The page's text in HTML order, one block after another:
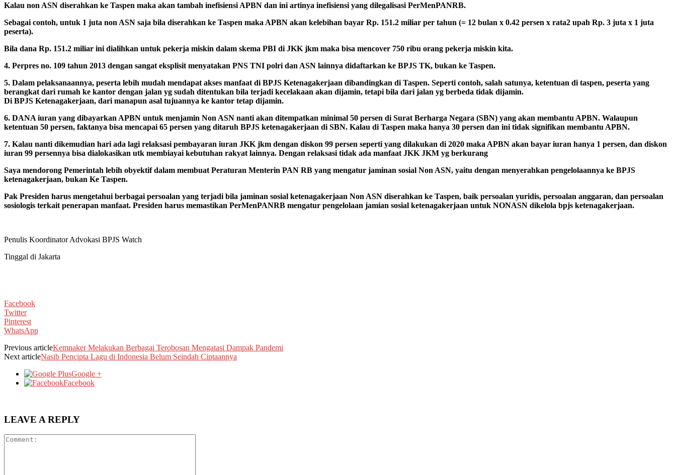
Kalau non ASN diserahkan ke Taspen maka akan tambah inefisiensi APBN dan ini artinya inefisiensi yang dilegalisasi PerMenPANRB.
Sebagai contoh, untuk 1 juta non ASN saja bila diserahkan ke Taspen maka APBN akan kelebihan bayar Rp. 151.2 miliar per tahun (= 12 bulan x 0.42 persen x rata2 upah Rp. 3 juta x 1 juta
peserta).
Bila dana Rp. 151.2 miliar ini dialihkan untuk pekerja miskin dalam skema PBI di JKK jkm maka bisa mencover 750 ribu orang pekerja miskin kita.
4. Perpres no. 109 tahun 2013 dengan sangat eksplisit menyatakan PNS TNI polri dan ASN lainnya didaftarkan ke BPJS TK, bukan ke Taspen.
5. Dalam pelaksanaannya, peserta lebih mudah mendapat akses manfaat di BPJS Ketenagakerjaan dibandingkan di Taspen. Seperti contoh, salah satunya, ketentuan di taspen, peserta yang
berangkat dari rumah ke kantor dengan jalan yg sudah ditentukan bila terjadi kecelakaan akan dijamin, tetapi bila dari jalan yg berbeda tidak dijamin.
Di BPJS Ketenagakerjaan, dari manapun asal tujuannya ke kantor tetap dijamin.
6. DANA iuran yang dibayarkan APBN untuk menjamin Non ASN nanti akan ditempatkan minimal 50 persen di Surat Berharga Negara (SBN) yang akan membantu APBN. Walaupun
ketentuan 50 persen, faktanya bisa mencapai 65 persen yang ditaruh BPJS ketenagakerjaan di SBN. Kalau di Taspen maka hanya 30 persen dan ini tidak signifikan membantu APBN.
7. Kalau nanti dikemudian hari ada lagi relaksasi pembayaran iuran JKK jkm dengan diskon 99 persen seperti yang dilakukan di 2020 maka APBN akan bayar iuran hanya 1 persen, dan diskon
iuran 99 persennya bisa dialokasikan utk membiayai kebutuhan rakyat lainnya. Dengan relaksasi tidak ada manfaat JKK JKM yg berkurang
Saya mendorong Pemerintah lebih obyektif dalam membuat Peraturan Menterin PAN RB yang mengatur jaminan sosial Non ASN, yaitu dengan menyerahkan pengelolaannya ke BPJS
ketenagakerjaan, bukan Ke Taspen.
Pak Presiden harus mengetahui berbagai persoalan yang terjadi bila jaminan sosial ketenagakerjaan Non ASN diserahkan ke Taspen, baik persoalan yuridis, persoalan anggaran, dan persoalan
sosiologis terkait penerapan manfaat. Presiden harus memastikan PerMenPANRB mengatur pengelolaan jamian sosial ketenagakerjaan untuk NONASN dikelola bpjs ketenagakerjaan.
Penulis Koordinator Advokasi BPJS Watch
Tinggal di Jakarta
Facebook
Twitter
Pinterest
WhatsApp
Previous articleKemnaker Melakukan Berbagai Terobosan Mengatasi Dampak Pandemi
Next articleNasib Pencipta Lagu di Indonesia Belum Seindah Ciptaannya
Google +
Facebook
LEAVE A REPLY